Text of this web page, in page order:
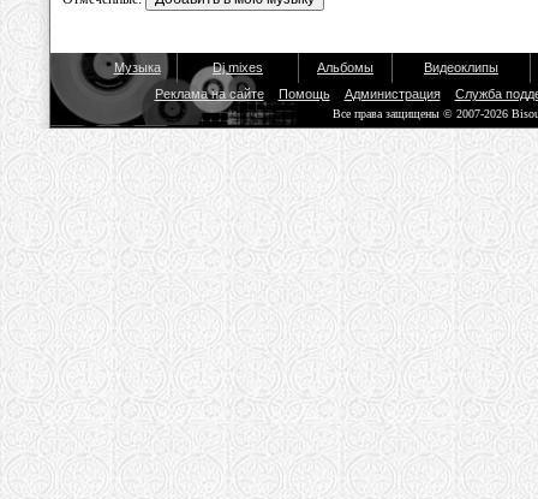
Музыка Dj mixes Альбомы
Видеоклипы
Реклама на сайте
Помощь Администрация Служба
Все права защищены © 2007-2026